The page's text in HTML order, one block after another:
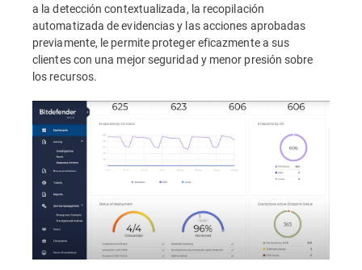
a la detección contextualizada, la recopilación
automatizada de evidencias y las acciones aprobadas
previamente, le permite proteger eficazmente a sus
clientes con una mejor seguridad y menor presión sobre
los recursos.